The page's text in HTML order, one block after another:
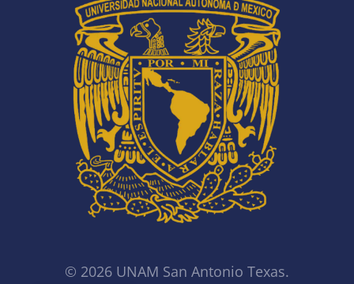
© 2026 UNAM San Antonio Texas.